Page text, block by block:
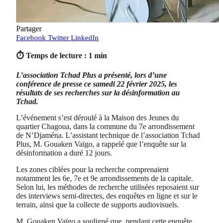
Partager
Facebook Twitter LinkedIn
⏱ Temps de lecture : 1 min
L’association Tchad Plus a présenté, lors d’une
conférence de presse ce samedi 22 février 2025, les
résultats de ses recherches sur la désinformation au
Tchad.
L’événement s’est déroulé à la Maison des Jeunes du
quartier Chagoua, dans la commune du 7e arrondissement
de N’Djaména. L’assistant technique de l’association Tchad
Plus, M. Gouaken Vaïgo, a rappelé que l’enquête sur la
désinformation a duré 12 jours.
Les zones ciblées pour la recherche comprenaient
notamment les 6e, 7e et 9e arrondissements de la capitale.
Selon lui, les méthodes de recherche utilisées reposaient sur
des interviews semi-directes, des enquêtes en ligne et sur le
terrain, ainsi que la collecte de supports audiovisuels.
M. Gouaken Vaïgo a souligné que, pendant cette enquête,